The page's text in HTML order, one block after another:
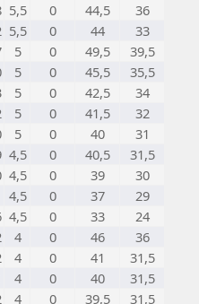
5,5 0 44,5
36
5,5 0 44
33
5 0 49,5
39,5
5 0 45,5
35,5
5 0 42,5
34
5 0 41,5
32
5 0 40
31
4,5 0 40,5
31,5
4,5 0 39
30
4,5 0 37
29
4,5 0 33
24
4 0 46
36
4 0 41
31,5
4 0 40
31,5
4 0 39,5 31,5